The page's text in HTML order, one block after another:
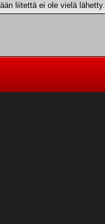
liitettä ei ole vielä lähetty.